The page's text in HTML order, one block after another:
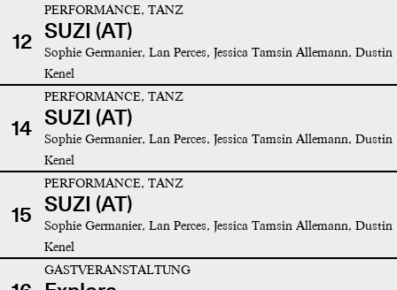
12
PERFORMANCE, TANZ
SUZI (AT)
Sophie Germanier, Lan Perces, Jessica Tamsin Allemann, Dustin
Kenel
14
PERFORMANCE, TANZ
SUZI (AT)
Sophie Germanier, Lan Perces, Jessica Tamsin Allemann, Dustin
Kenel
15
PERFORMANCE, TANZ
SUZI (AT)
Sophie Germanier, Lan Perces, Jessica Tamsin Allemann, Dustin
Kenel
GASTVERANSTALTUNG